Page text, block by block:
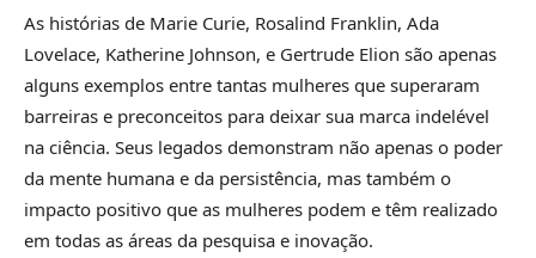
As histórias de Marie Curie, Rosalind Franklin, Ada
Lovelace, Katherine Johnson, e Gertrude Elion são apenas
alguns exemplos entre tantas mulheres que superaram
barreiras e preconceitos para deixar sua marca indelével
na ciência. Seus legados demonstram não apenas o poder
da mente humana e da persistência, mas também o
impacto positivo que as mulheres podem e têm realizado
em todas as áreas da pesquisa e inovação.